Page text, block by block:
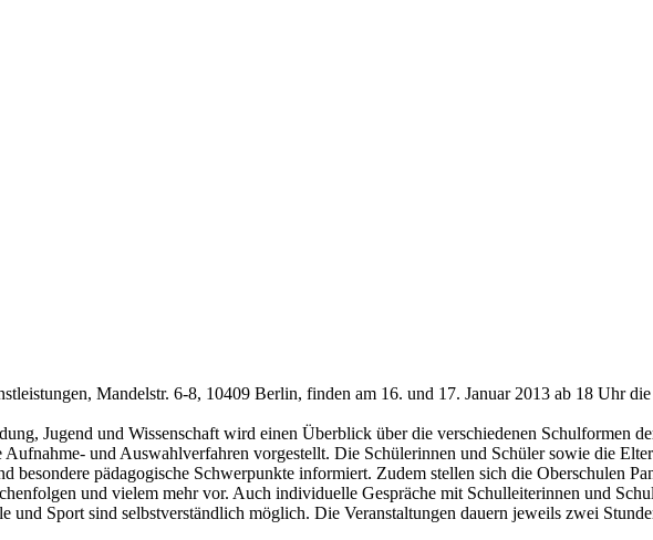
Mandelstr. 6-8, 10409 Berlin, finden am 16. und 17. Januar 2013 ab 18 Uhr
Jugend und Wissenschaft wird einen Überblick über die verschiedenen Schulformen
und Auswahlverfahren vorgestellt. Die Schülerinnen und Schüler sowie die
besondere pädagogische Schwerpunkte informiert. Zudem stellen sich die Oberschulen
und vielem mehr vor. Auch individuelle Gespräche mit Schulleiterinnen und
und Sport sind selbstverständlich möglich. Die Veranstaltungen dauern jeweils zwei